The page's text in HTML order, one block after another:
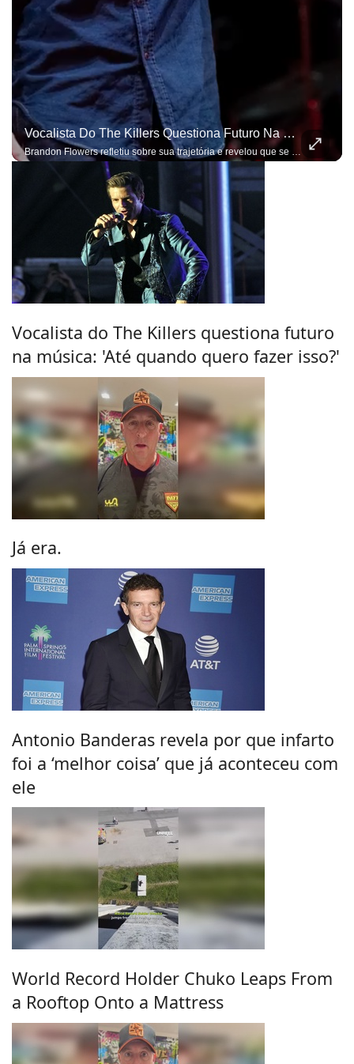
Vocalista Do The Killers Questiona Futuro Na Música: 'Até Quando Quero Fazer Isso?'
Brandon Flowers refletiu sobre sua trajetória e revelou que se inspira em Mick Jagger
Vocalista do The Killers questiona futuro
na música: 'Até quando quero fazer isso?'
Já era.
Antonio Banderas revela por que infarto
foi a ‘melhor coisa’ que já aconteceu com
ele
World Record Holder Chuko Leaps From
a Rooftop Onto a Mattress